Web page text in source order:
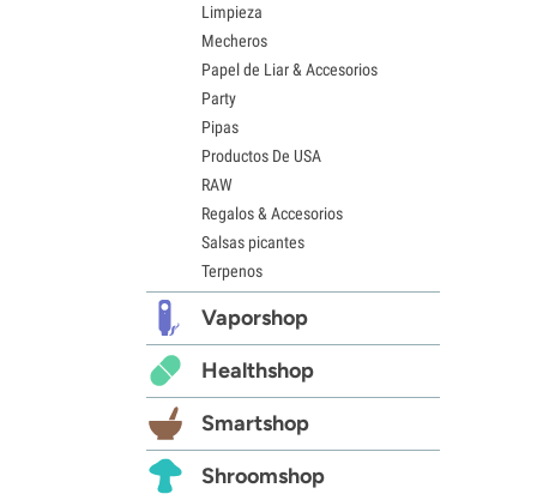
Limpieza
Mecheros
Papel de Liar & Accesorios
Party
Pipas
Productos De USA
RAW
Regalos & Accesorios
Salsas picantes
Terpenos
Vaporshop
Healthshop
Smartshop
Shroomshop